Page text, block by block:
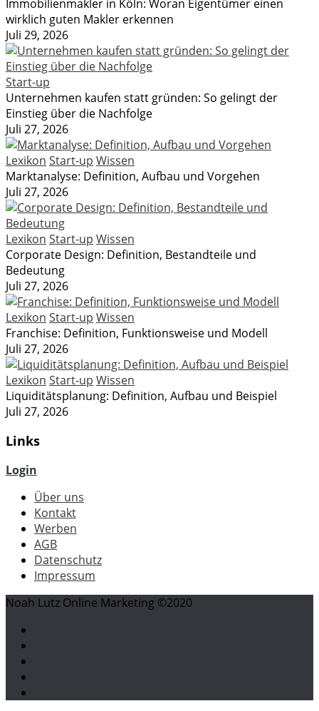
Immobilienmakler in Köln: Woran Eigentümer einen
wirklich guten Makler erkennen
Juli 29, 2026
Start-up
Unternehmen kaufen statt gründen: So gelingt der
Einstieg über die Nachfolge
Juli 27, 2026
Lexikon Start-up Wissen
Marktanalyse: Definition, Aufbau und Vorgehen
Juli 27, 2026
Lexikon Start-up Wissen
Corporate Design: Definition, Bestandteile und
Bedeutung
Juli 27, 2026
Lexikon Start-up Wissen
Franchise: Definition, Funktionsweise und Modell
Juli 27, 2026
Lexikon Start-up Wissen
Liquiditätsplanung: Definition, Aufbau und Beispiel
Juli 27, 2026
Links
Login
Über uns
Kontakt
Werben
AGB
Datenschutz
Impressum
Noah Lutz Online Marketing ©2020